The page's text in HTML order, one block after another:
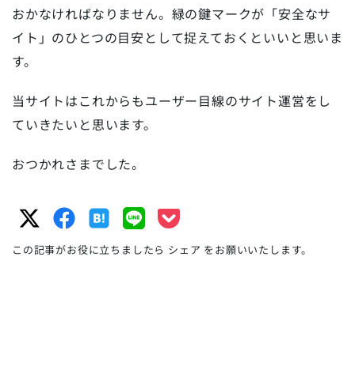
おかなければなりません。緑の鍵マークが「安全なサ
イト」のひとつの目安として捉えておくといいと思いま
す。
当サイトはこれからもユーザー目線のサイト運営をし
ていきたいと思います。
おつかれさまでした。
この記事がお役に立ちましたら シェア をお願いいたします。